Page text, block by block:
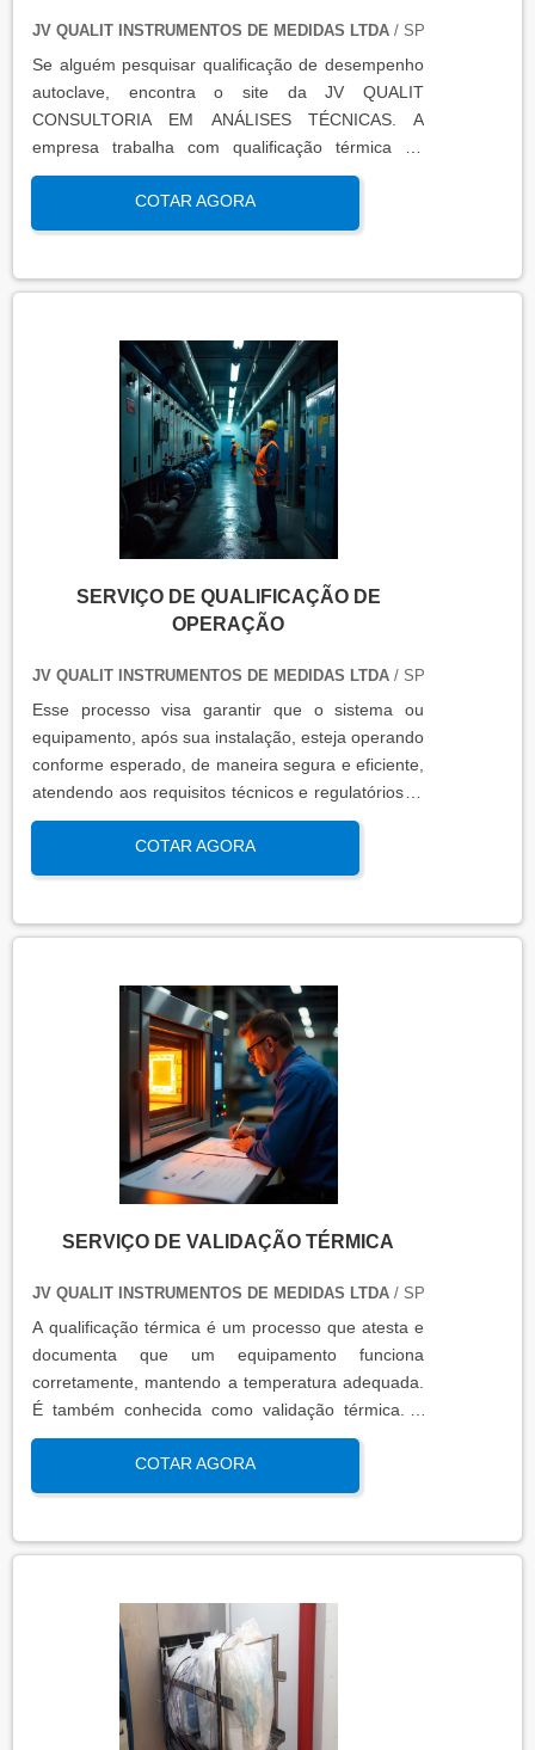
JV QUALIT INSTRUMENTOS DE MEDIDAS LTDA/ SP
Se alguém pesquisar qualificação de desempenho
autoclave, encontra o site da JV QUALIT
CONSULTORIA EM ANÁLISES TÉCNICAS. A
empresa trabalha com qualificação térmica de
equipamentos e engenharia, disponibilizando o que
há de mais atual para garantir a qualidade final
para seus clientes.
COTAR AGORA
SERVIÇO DE QUALIFICAÇÃO DE
OPERAÇÃO
JV QUALIT INSTRUMENTOS DE MEDIDAS LTDA/ SP
Esse processo visa garantir que o sistema ou
equipamento, após sua instalação, esteja operando
conforme esperado, de maneira segura e eficiente,
atendendo aos requisitos técnicos e regulatórios. A
qualificação de operação é focada em verificar se o
sistema ou equipamento funciona dentro dos
parâmetros esperados em condições reais de
qualidade, produtividade e segurança no ambiente
COTAR AGORA
SERVIÇO DE VALIDAÇÃO TÉRMICA
JV QUALIT INSTRUMENTOS DE MEDIDAS LTDA/ SP
A qualificação térmica é um processo que atesta e
documenta que um equipamento funciona
corretamente, mantendo a temperatura adequada.
É também conhecida como validação térmica. A
qualificação térmica é importante para garantir a
qualidade e eficiência de equipamentos que
precisam de controle de temperatura. É aplicada a
produtos, como autoclaves, estufas, câmaras frias,
qualificação térmica é apresentado em um relatório
técnico que contém informações como gráficos,
certificados de calibração e a conclusão das
condições funcionais.
COTAR AGORA